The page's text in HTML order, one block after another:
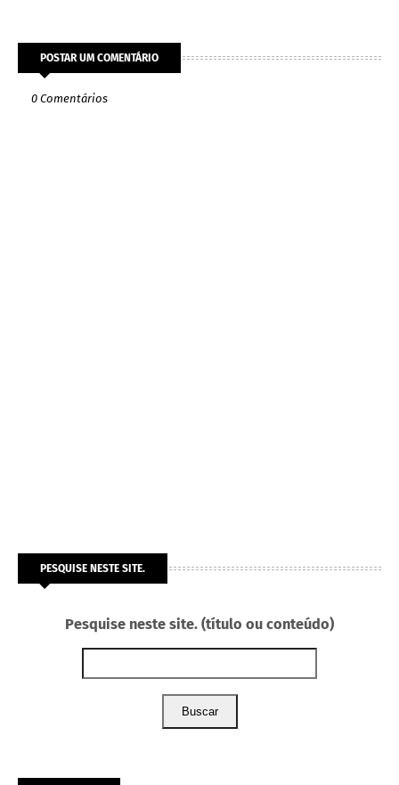
POSTAR UM COMENTÁRIO
0 Comentários
PESQUISE NESTE SITE.
Pesquise neste site. (título ou conteúdo)
Buscar